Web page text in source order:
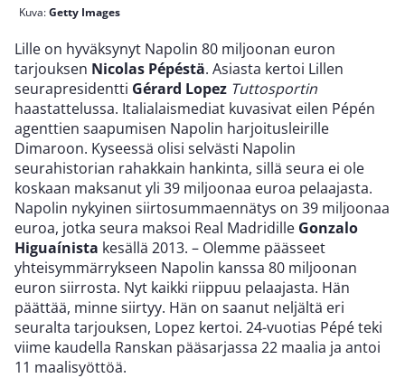
Kuva:Getty Images
Lille on hyväksynyt Napolin 80 miljoonan euron
tarjouksen Nicolas Pépéstä. Asiasta kertoi Lillen
seurapresidentti Gérard Lopez Tuttosportin
haastattelussa. Italialaismediat kuvasivat eilen Pépén
agenttien saapumisen Napolin harjoitusleirille
Dimaroon. Kyseessä olisi selvästi Napolin
seurahistorian rahakkain hankinta, sillä seura ei ole
koskaan maksanut yli 39 miljoonaa euroa pelaajasta.
Napolin nykyinen siirtosummaennätys on 39 miljoonaa
euroa, jotka seura maksoi Real Madridille Gonzalo
Higuaínista kesällä 2013. – Olemme päässeet
yhteisymmärrykseen Napolin kanssa 80 miljoonan
euron siirrosta. Nyt kaikki riippuu pelaajasta. Hän
päättää, minne siirtyy. Hän on saanut neljältä eri
seuralta tarjouksen, Lopez kertoi. 24-vuotias Pépé teki
viime kaudella Ranskan pääsarjassa 22 maalia ja antoi
11 maalisyöttöä.